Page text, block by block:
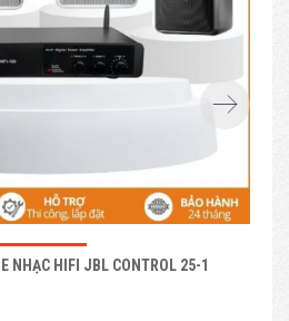
NHẠC HIFI JBL CONTROL 25-1